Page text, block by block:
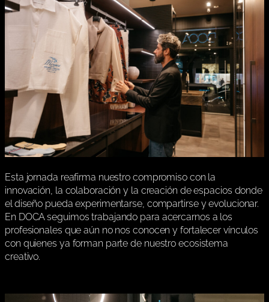
Esta jornada reafirma nuestro compromiso con la
innovación, la colaboración y la creación de espacios donde
el diseño pueda experimentarse, compartirse y evolucionar.
En DOCA seguimos trabajando para acercarnos a los
profesionales que aún no nos conocen y fortalecer vínculos
con quienes ya forman parte de nuestro ecosistema
creativo.